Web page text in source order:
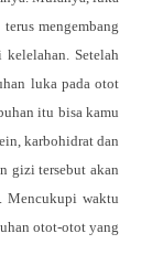
mengembang
Setelah
luka pada otot
itu bisa kamu
karbohidrat dan
gizi tersebut akan
Mencukupi waktu
otot-otot yang